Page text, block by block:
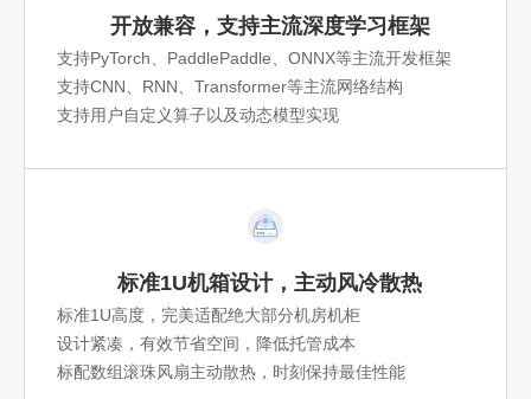
开放兼容，支持主流深度学习框架
支持PyTorch、PaddlePaddle、ONNX等主流开发框架
支持CNN、RNN、Transformer等主流网络结构
支持用户自定义算子以及动态模型实现
标准1U机箱设计，主动风冷散热
标准1U高度，完美适配绝大部分机房机柜
设计紧凑，有效节省空间，降低托管成本
标配数组滚珠风扇主动散热，时刻保持最佳性能